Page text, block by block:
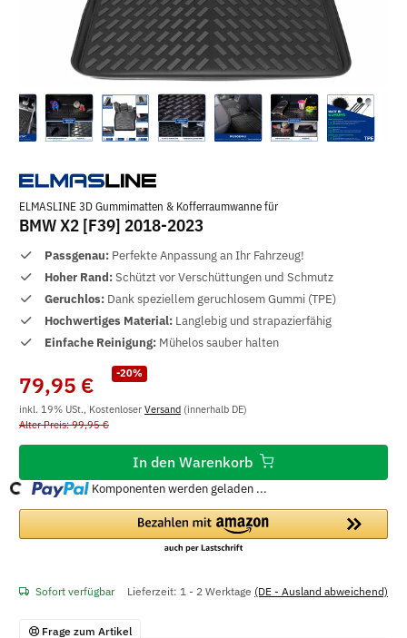
ELMASLINE 3D Gummimatten & Kofferraumwanne für
BMW X2 [F39] 2018-2023
Passgenau: Perfekte Anpassung an Ihr Fahrzeug!
Hoher Rand:Schützt vor Verschüttungen und Schmutz
Geruchlos: Dank speziellem geruchlosem Gummi (TPE)
Hochwertiges Material: Langlebig und strapazierfähig
Einfache Reinigung: Mühelos sauber halten
-20%
79,95 €
inkl. 19% USt., Kostenloser Versand (innerhalb DE)
Alter Preis: 99,95 €
In den Warenkorb
Komponenten werden geladen ...
Sofort verfügbar Lieferzeit: 1 - 2 Werktage (DE - Ausland abweichend)
Frage zum Artikel